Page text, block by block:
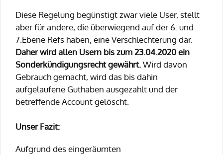
Diese Regelung begünstigt zwar viele User, stellt
aber für andere, die überwiegend auf der 6. und
7.Ebene Refs haben, eine Verschlechterung dar.
Daher wird allen Usern bis zum 23.04.2020 ein
Sonderkündigungsrecht gewährt.Wird davon
Gebrauch gemacht, wird das bis dahin
aufgelaufene Guthaben ausgezahlt und der
betreffende Account gelöscht.
Unser Fazit:
Aufgrund des eingeräumten